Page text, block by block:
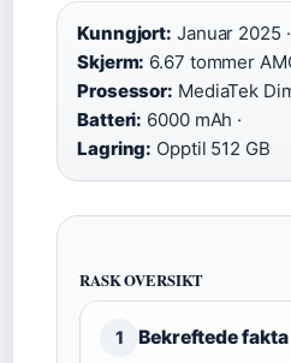
Kunngjort: Januar 2025 ·
Skjerm: 6.67 tommer
Prosessor: MediaTek
Batteri: 6000 mAh ·
Lagring: Opptil 512 GB
RASK OVERSIKT
1 Bekreftede fakta